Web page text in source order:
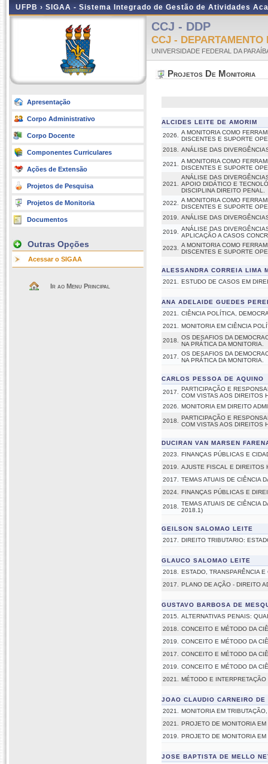
UFPB › SIGAA - Sistema Integrado de Gestão de Atividades
Apresentação
Corpo Administrativo
Corpo Docente
Componentes Curriculares
Ações de Extensão
Projetos de Pesquisa
Projetos de Monitoria
Documentos
Outras Opções
Acessar o SIGAA
Ir ao Menu Principal
CCJ - DDP
CCJ -
UNIVERSIDADE FEDERAL DA
Projetos De Monitoria
ALCIDES LEITE DE AMORIM
2026.
A MONITORIA COMO
DISCENTES E SUPORTE
2018.
ANÁLISE DAS
2021.
A MONITORIA COMO
DISCENTES E SUPORTE
2021.
ANÁLISE DAS
APOIO DIDÁTICO E
DISCIPLINA DIREITO PENAL.
2022.
A MONITORIA COMO
DISCENTES E SUPORTE
2019.
ANÁLISE DAS
2019.
ANÁLISE DAS
APLICAÇÃO A CASOS
2023.
A MONITORIA COMO
DISCENTES E SUPORTE
ALESSANDRA CORREIA LIMA
2021.
ESTUDO DE CASOS EM
ANA ADELAIDE GUEDES
2021.
CIÊNCIA POLÍTICA,
2021.
MONITORIA EM CIÊNCIA
2018.
OS DESAFIOS DA
NA PRÁTICA DA MONITORIA.
2017.
OS DESAFIOS DA
NA PRÁTICA DA MONITORIA.
CARLOS PESSOA DE AQUINO
2017.
PARTICIPAÇÃO E
COM VISTAS AOS DIREITOS
2026.
MONITORIA EM DIREITO
2018.
PARTICIPAÇÃO E
COM VISTAS AOS DIREITOS
DUCIRAN VAN MARSEN
2023.
FINANÇAS PÚBLICAS E
2019.
AJUSTE FISCAL E DIREITOS
2017.
TEMAS ATUAIS DE CIÊNCIA
2024.
FINANÇAS PÚBLICAS E
2018.
TEMAS ATUAIS DE CIÊNCIA
2018.1)
GEILSON SALOMAO LEITE
2017.
DIREITO TRIBUTARIO:
GLAUCO SALOMAO LEITE
2018.
ESTADO, TRANSPARÊNCIA E
2017.
PLANO DE AÇÃO - DIREITO
GUSTAVO BARBOSA DE
2015.
ALTERNATIVAS PENAIS:
2018.
CONCEITO E MÉTODO DA
2019.
CONCEITO E MÉTODO DA
2017.
CONCEITO E MÉTODO DA
2019.
CONCEITO E MÉTODO DA
2021.
MÉTODO E
JOAO CLAUDIO CARNEIRO DE
2021.
MONITORIA EM
2021.
PROJETO DE MONITORIA
2019.
PROJETO DE MONITORIA
JOSE BAPTISTA DE MELLO